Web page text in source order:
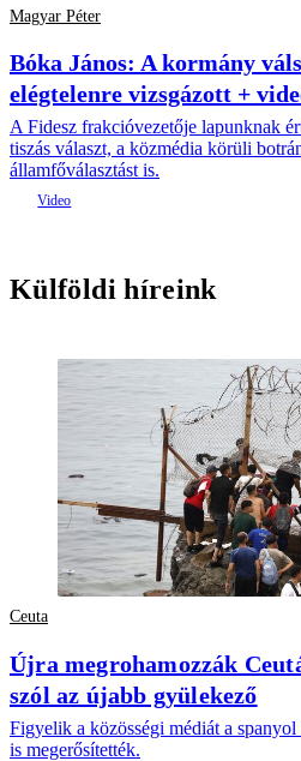
Magyar Péter
Bóka János: A kormány
elégtelenre vizsgázott +
A Fidesz frakcióvezetője lapunknak
tiszás választ, a közmédia körüli
államfőválasztást is.
Külföldi híreink
Ceuta
Újra megrohamozzák
szól az újabb gyülekező
Figyelik a közösségi médiát a
is megerősítették.